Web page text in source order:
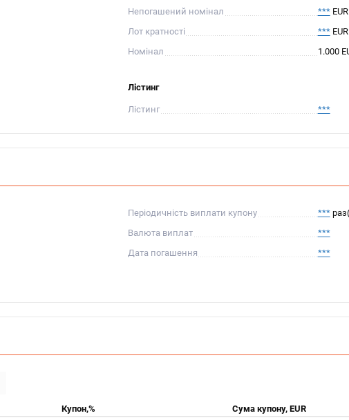
Непогашений номінал
***EUR
Лот кратності
***EUR
Номінал
1.000
Лістинг
Лістинг ***
Періодичність виплати купону ***
Валюта виплат
***
Дата погашення
***
Купон,% Сума купону, EUR